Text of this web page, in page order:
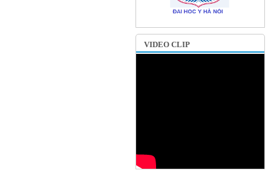
VIDEO CLIP